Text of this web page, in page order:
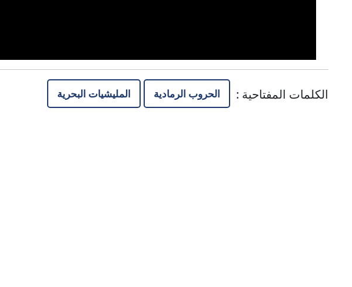
الكلمات المفتاحية : الحروب الرمادية المليشيات البحرية